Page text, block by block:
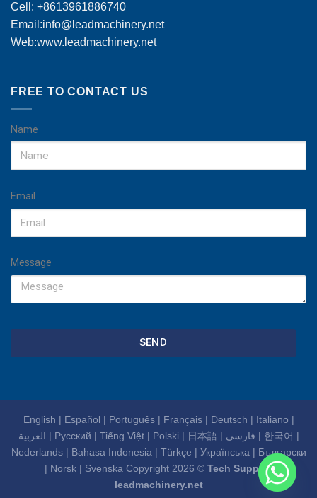
Cell: +8613961886740
Email:info@leadmachinery.net
Web:www.leadmachinery.net
FREE TO CONTACT US
Name
Email
Message
SEND
English | Español | Português| Français| Deutsch | Italiano |
العربية | Русский | Tiếng Việt| Polski | 日本語| فارسی | 한국어 |
Nederlands| Bahasa Indonesia| Türkçe | Українська| Български
| Norsk | Svenska Copyright 2026 © Tech Support
leadmachinery.net